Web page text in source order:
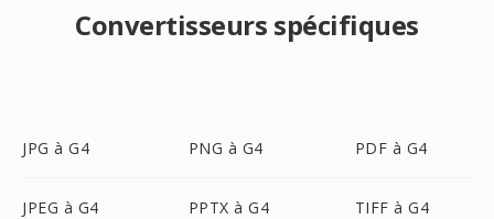
Convertisseurs spécifiques
JPG à G4 PNG à G4 PDF à G4
JPEG à G4 PPTX à G4 TIFF à G4